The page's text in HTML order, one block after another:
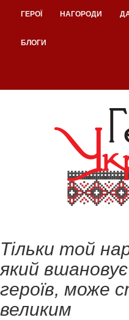
ГЕРОЇ НАГОРОДИ
БЛОГИ
Тільки той
який вшановує
героїв, може
великим